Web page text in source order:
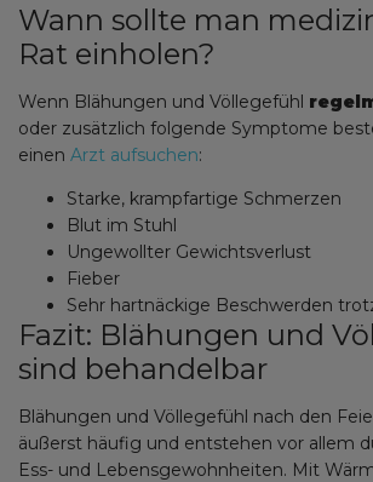
Wann sollte man
Rat einholen?
Wenn Blähungen und Völlegefühl
oder zusätzlich folgende Symptome
einen Arzt aufsuchen:
Starke, krampfartige Schmerzen
Blut im Stuhl
Ungewollter Gewichtsverlust
Fieber
Sehr hartnäckige Beschwerden
Fazit: Blähungen und
sind behandelbar
Blähungen und Völlegefühl nach den
äußerst häufig und entstehen vor allem
Ess- und Lebensgewohnheiten. Mit